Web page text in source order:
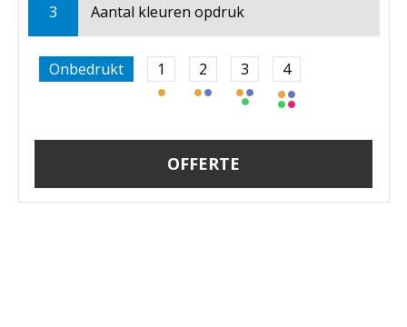
3 Aantal kleuren opdruk
Onbedrukt 1 2 3 4
OFFERTE